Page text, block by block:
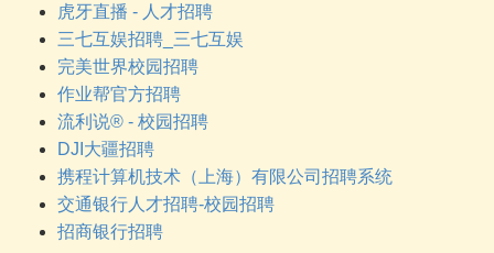
虎牙直播 - 人才招聘
三七互娱招聘_三七互娱
完美世界校园招聘
作业帮官方招聘
流利说® - 校园招聘
DJI大疆招聘
携程计算机技术（上海）有限公司招聘系统
交通银行人才招聘-校园招聘
招商银行招聘